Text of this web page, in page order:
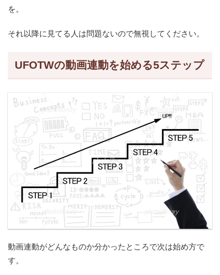
を。
それ以降に見てる人は問題ないので無視してください。
UFOTWの動画連動を始める5ステップ
動画連動がどんなものか分かったところで次は始め方で
す。